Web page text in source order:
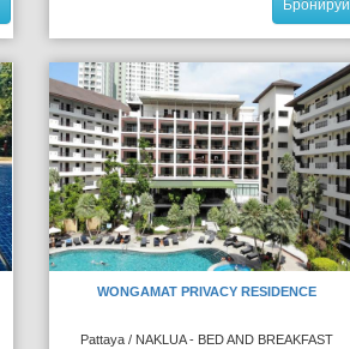
Бронируй
WONGAMAT PRIVACY RESIDENCE
Pattaya / NAKLUA - BED AND BREAKFAST